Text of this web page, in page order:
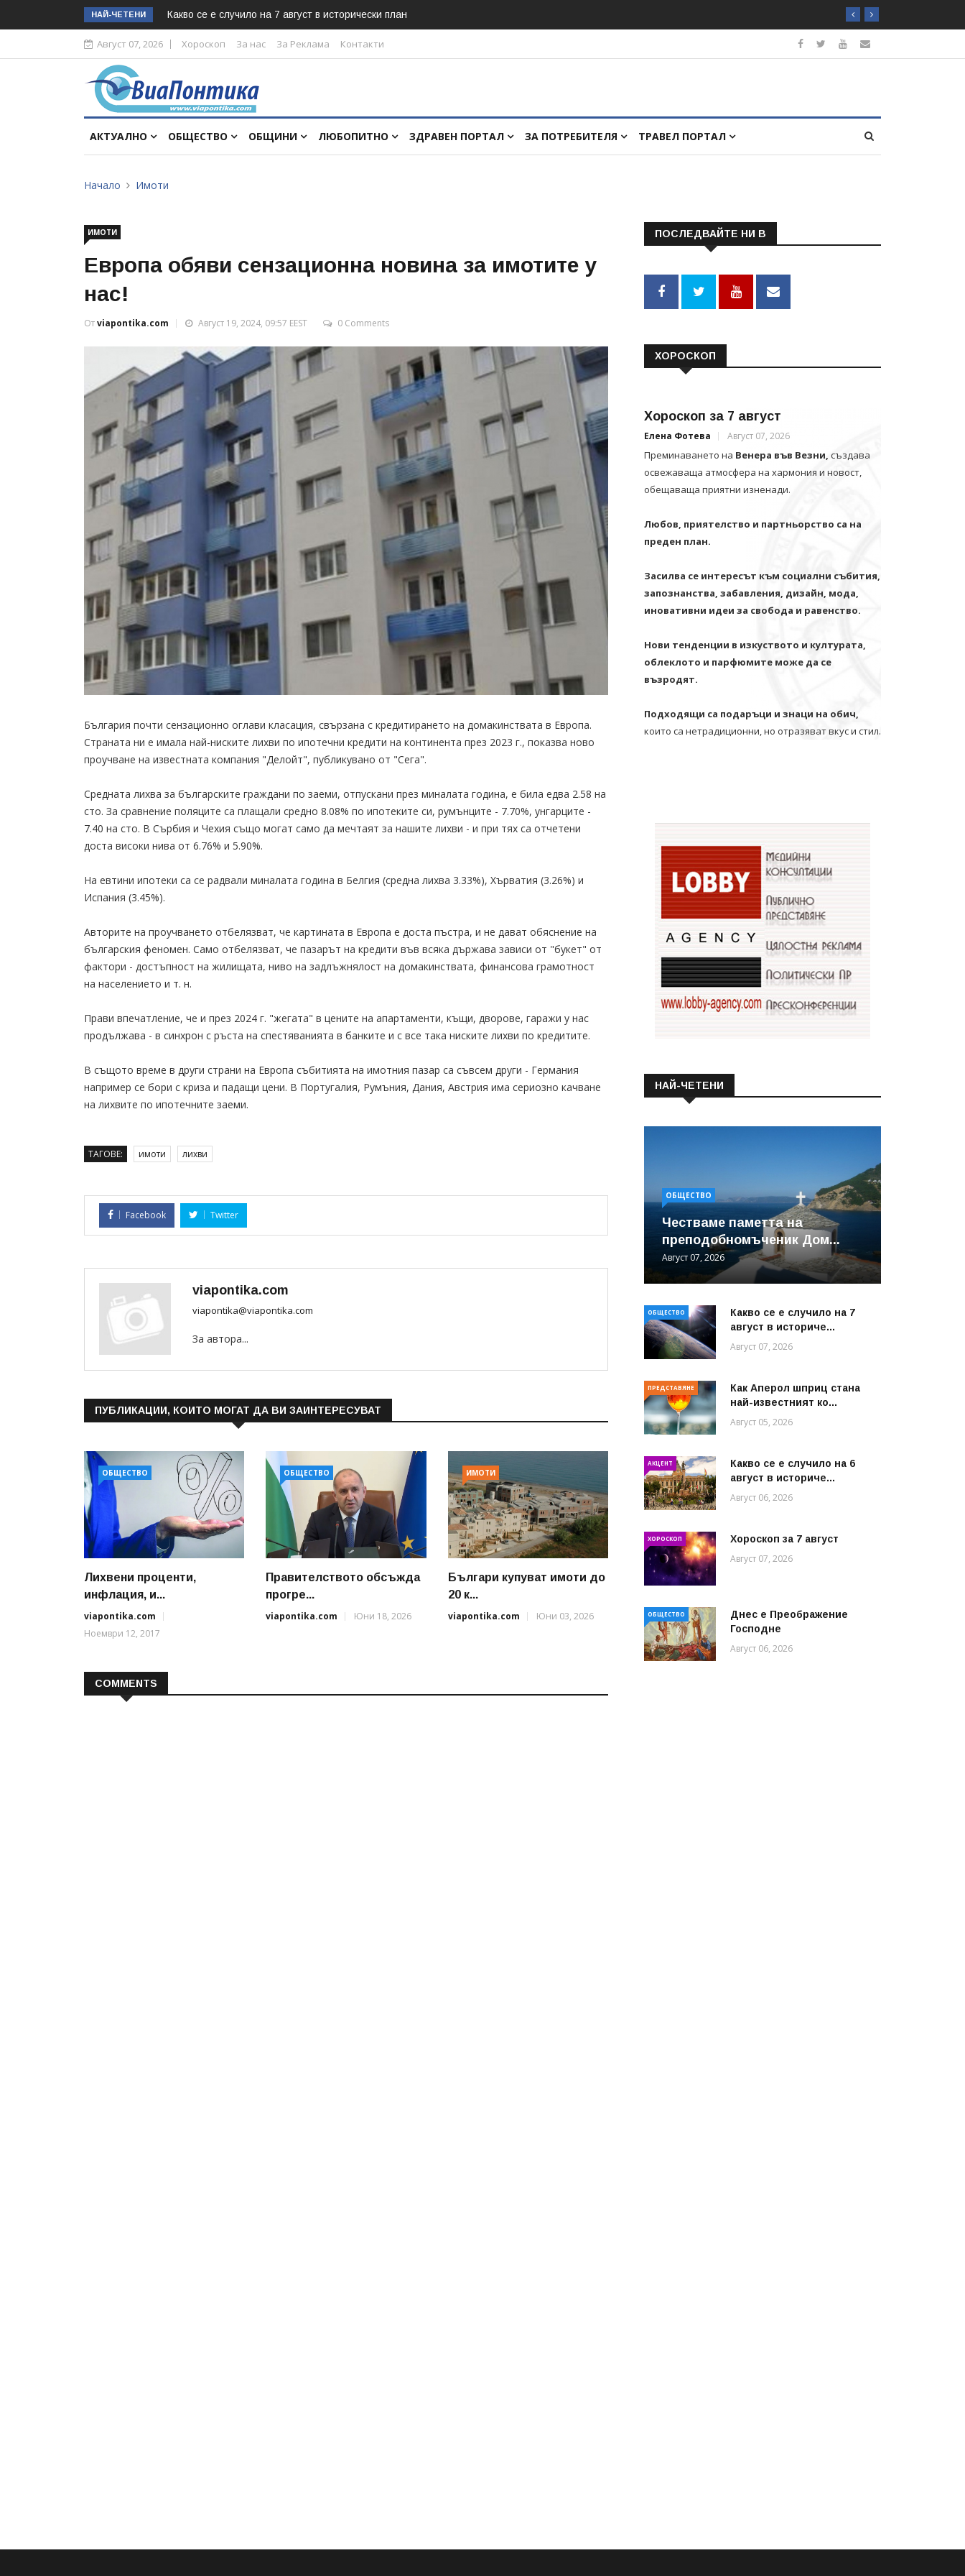
НАЙ-ЧЕТЕНИ Какво се е случило на 7 август в исторически план
Август 07, 2026 Хороскоп За нас За Реклама Контакти
АКТУАЛНО ОБЩЕСТВО ОБЩИНИ ЛЮБОПИТНО ЗДРАВЕН ПОРТАЛ ЗА ПОТРЕБИТЕЛЯ ТРАВЕЛ ПОРТАЛ
Начало Имоти
ИМОТИ
Европа обяви сензационна новина за имотите у
нас!
Отviapontika.com Август 19, 2024, 09:57 EEST 0 Comments
България почти сензационно оглави класация, свързана с кредитирането на домакинствата в Европа.
Страната ни е имала най-ниските лихви по ипотечни кредити на континента през 2023 г., показва ново
проучване на известната компания "Делойт", публикувано от "Сега".
Средната лихва за българските граждани по заеми, отпускани през миналата година, е била едва 2.58 на
сто. За сравнение поляците са плащали средно 8.08% по ипотеките си, румънците - 7.70%, унгарците -
7.40 на сто. В Сърбия и Чехия също могат само да мечтаят за нашите лихви - и при тях са отчетени
доста високи нива от 6.76% и 5.90%.
На евтини ипотеки са се радвали миналата година в Белгия (средна лихва 3.33%), Хърватия (3.26%) и
Испания (3.45%).
Авторите на проучването отбелязват, че картината в Европа е доста пъстра, и не дават обяснение на
българския феномен. Само отбелязват, че пазарът на кредити във всяка държава зависи от "букет" от
фактори - достъпност на жилищата, ниво на задлъжнялост на домакинствата, финансова грамотност
на населението и т. н.
Прави впечатление, че и през 2024 г. "жегата" в цените на апартаменти, къщи, дворове, гаражи у нас
продължава - в синхрон с ръста на спестяванията в банките и с все така ниските лихви по кредитите.
В същото време в други страни на Европа събитията на имотния пазар са съвсем други - Германия
например се бори с криза и падащи цени. В Португалия, Румъния, Дания, Австрия има сериозно качване
на лихвите по ипотечните заеми.
ТАГОВЕ: имоти лихви
Facebook Twitter
viapontika.com
viapontika@viapontika.com
За автора...
ПУБЛИКАЦИИ, КОИТО МОГАТ ДА ВИ ЗАИНТЕРЕСУВАТ
ОБЩЕСТВО
Лихвени проценти,
инфлация, и...
viapontika.com
Ноември 12, 2017
ОБЩЕСТВО
Правителството обсъжда
прогре...
viapontika.com
Юни 18, 2026
ИМОТИ
Българи купуват имоти до
20 к...
viapontika.com
Юни 03, 2026
COMMENTS
ПОСЛЕДВАЙТЕ НИ В
ХОРОСКОП
Хороскоп за 7 август
Елена Фотева Август 07, 2026
Преминаването на Венера във Везни, създава
освежаваща атмосфера на хармония и новост,
обещаваща приятни изненади.
Любов, приятелство и партньорство са на
преден план.
Засилва се интересът към социални събития,
запознанства, забавления, дизайн, мода,
иновативни идеи за свобода и равенство.
Нови тенденции в изкуството и културата,
облеклото и парфюмите може да се
възродят.
Подходящи са подаръци и знаци на обич,
които са нетрадиционни, но отразяват вкус и стил.
НАЙ-ЧЕТЕНИ
ОБЩЕСТВО
Честваме паметта на
преподобномъченик Дом...
Август 07, 2026
ОБЩЕСТВО
Какво се е случило на 7
август в историче...
Август 07, 2026
ПРЕДСТАВЯНЕ
Как Аперол шприц стана
най-известният ко...
Август 05, 2026
АКЦЕНТ
Какво се е случило на 6
август в историче...
Август 06, 2026
ХОРОСКОП Хороскоп за 7 август
Август 07, 2026
ОБЩЕСТВО
Днес е Преображение
Господне
Август 06, 2026